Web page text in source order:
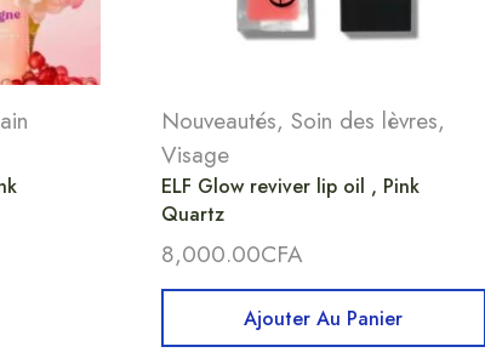
Nouveautés, Soin des lèvres,
Visage
ELF Glow reviver lip oil , Pink
Quartz
8,000.00CFA
Ajouter Au Panier